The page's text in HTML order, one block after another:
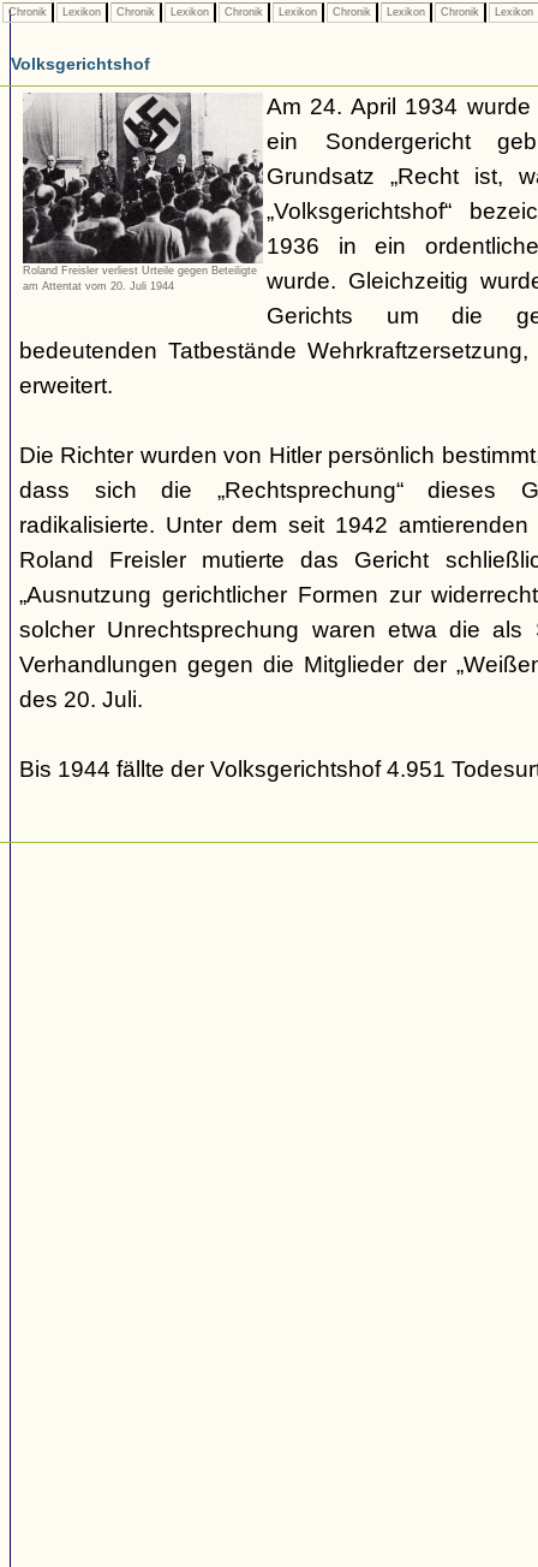
Chronik Lexikon Chronik Lexikon Chronik Lexikon Chronik Lexikon Chronik Lexikon
Volksgerichtshof
Roland Freisler verliest Urteile gegen Beteiligte
am Attentat vom 20. Juli 1944
Am 24. April 1934
ein Sondergericht
Grundsatz „Recht ist,
„Volksgerichtshof“
1936 in ein
wurde. Gleichzeitig
Gerichts um die
bedeutenden Tatbestände
erweitert.
Die Richter wurden von Hitler persönlich
dass sich die „Rechtsprechung“ dieses
radikalisierte. Unter dem seit 1942 amtierenden
Roland Freisler mutierte das Gericht
„Ausnutzung gerichtlicher Formen zur
solcher Unrechtsprechung waren etwa die als
Verhandlungen gegen die Mitglieder der
des 20. Juli.
Bis 1944 fällte der Volksgerichtshof 4.951